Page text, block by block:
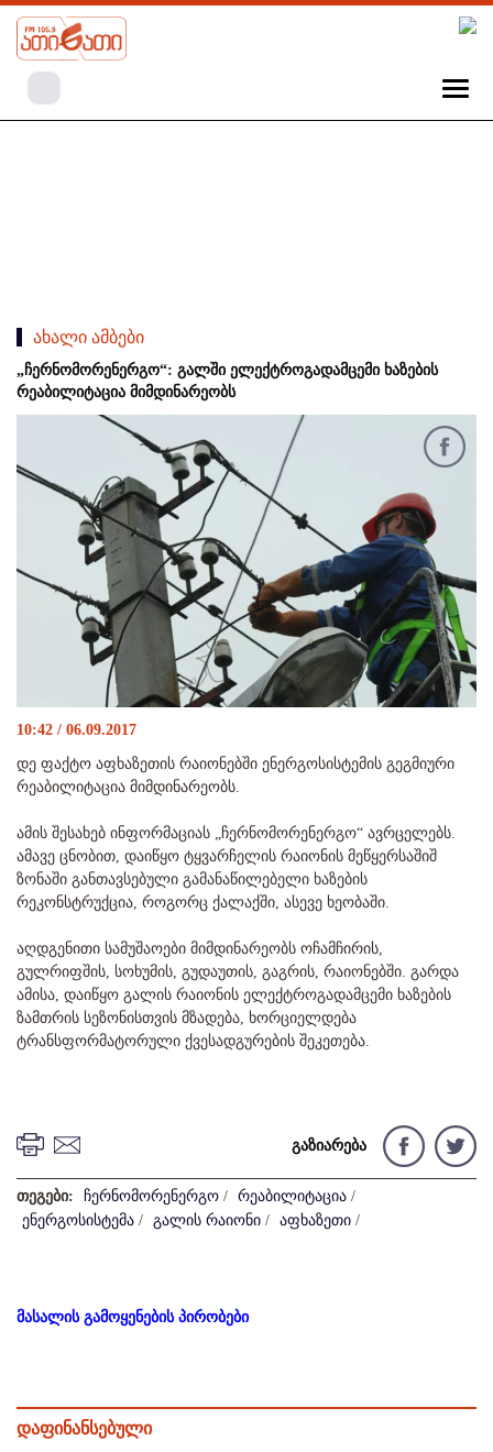
ახალი ამბები
„ჩერნომორენერგო“: გალში ელექტროგადამცემი ხაზების
რეაბილიტაცია მიმდინარეობს
10:42 / 06.09.2017
დე ფაქტო აფხაზეთის რაიონებში ენერგოსისტემის გეგმიური
რეაბილიტაცია მიმდინარეობს.
ამის შესახებ ინფორმაციას „ჩერნომორენერგო“ ავრცელებს.
ამავე ცნობით, დაიწყო ტყვარჩელის რაიონის მეწყერსაშიშ
ზონაში განთავსებული გამანაწილებელი ხაზების
რეკონსტრუქცია, როგორც ქალაქში, ასევე ხეობაში.
აღდგენითი სამუშაოები მიმდინარეობს ოჩამჩირის,
გულრიფშის, სოხუმის, გუდაუთის, გაგრის, რაიონებში. გარდა
ამისა, დაიწყო გალის რაიონის ელექტროგადამცემი ხაზების
ზამთრის სეზონისთვის მზადება, ხორციელდება
ტრანსფორმატორული ქვესადგურების შეკეთება.
გაზიარება
თეგები: ჩერნომორენერგო / რეაბილიტაცია /
ენერგოსისტემა / გალის რაიონი / აფხაზეთი /
მასალის გამოყენების პირობები
დაფინანსებული